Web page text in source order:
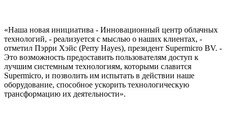
«Наша новая инициатива - Инновационный центр облачных
технологий, - реализуется с мыслью о наших клиентах, -
отметил Пэрри Хэйс (Perry Hayes), президент Supermicro BV. -
Это возможность предоставить пользователям доступ к
лучшим системным технологиям, которыми славится
Supermicro, и позволить им испытать в действии наше
оборудование, способное ускорить технологическую
трансформацию их деятельности».